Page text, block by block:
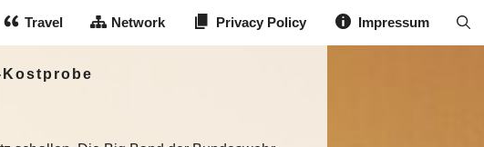
Travel Network Privacy Policy Impressum